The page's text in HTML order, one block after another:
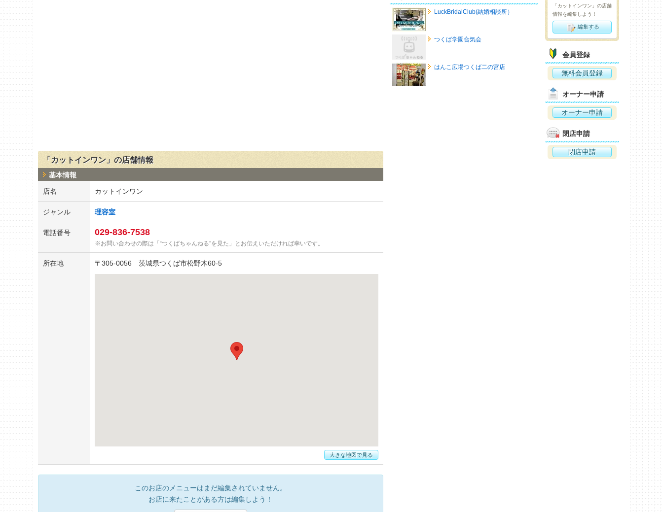
「カットインワン」の店舗情報
基本情報
店名 カットインワン
ジャンル 理容室
電話番号 029-836-7538
お問い合わせの際は「“つくばちゃんねる”を見た」とお伝えいただければ幸いです。
所在地 〒 305-0056 茨城県つくば市松野木60-5
大きな地図で見る
このお店のメニューはまだ編集されていません。
お店に来たことがある方は編集しよう！
LuckBridalClub(結婚相談所）
つくば学園合気会
はんこ広場つくば二の宮店
「カットインワン」の店舗
情報を編集しよう！
編集する
会員登録
無料会員登録
オーナー申請
オーナー申請
閉店申請
閉店申請